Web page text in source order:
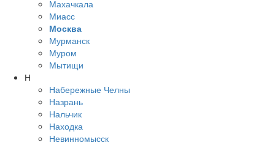
Махачкала
Миасс
Москва
Мурманск
Муром
Мытищи
Н
Набережные Челны
Назрань
Нальчик
Находка
Невинномысск